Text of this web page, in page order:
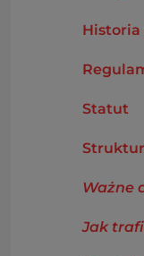
Historia
Statut
Ważne
Jak